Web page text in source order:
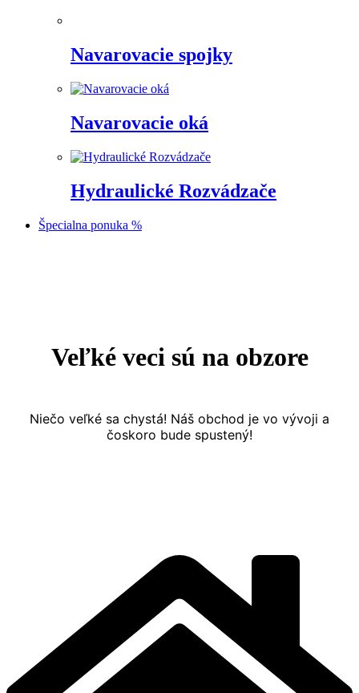
Navarovacie spojky
Navarovacie oká
Hydraulické Rozvádzače
Špecialna ponuka %
Veľké veci sú na obzore
Niečo veľké sa chystá! Náš obchod je vo vývoji a
čoskoro bude spustený!